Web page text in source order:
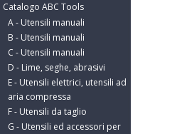
Catalogo ABC Tools
A - Utensili manuali
B - Utensili manuali
C - Utensili manuali
D - Lime, seghe, abrasivi
E - Utensili elettrici, utensili ad
aria compressa
F - Utensili da taglio
G - Utensili ed accessori per